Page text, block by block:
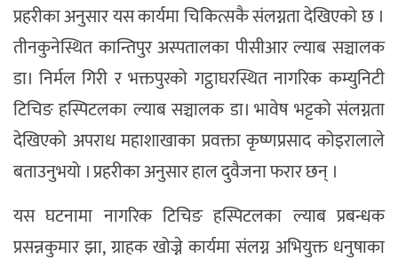
प्रहरीका अनुसार यस कार्यमा चिकित्सकै संलग्नता देखिएको छ ।
तीनकुनेस्थित कान्तिपुर अस्पतालका पीसीआर ल्याब सञ्चालक
डा। निर्मल गिरी र भक्तपुरको गट्ठाघरस्थित नागरिक कम्युनिटी
टिचिङ हस्पिटलका ल्याब सञ्चालक डा। भावेष भट्टको संलग्नता
देखिएको अपराध महाशाखाका प्रवक्ता कृष्णप्रसाद कोइरालाले
बताउनुभयो । प्रहरीका अनुसार हाल दुवैजना फरार छन् ।
यस घटनामा नागरिक टिचिङ हस्पिटलका ल्याब प्रबन्धक
प्रसन्नकुमार झा, ग्राहक खोज्ने कार्यमा संलग्न अभियुक्त धनुषाका